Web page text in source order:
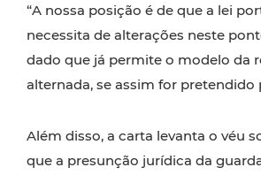
“A nossa posição é de que a lei
necessita de alterações neste
dado que já permite o modelo da
alternada, se assim for pretendido
Além disso, a carta levanta o véu
que a presunção jurídica da